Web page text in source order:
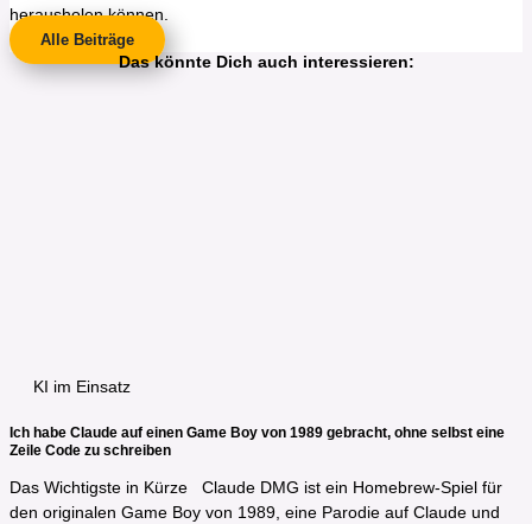
herausholen können.
Alle Beiträge
Das könnte Dich auch interessieren:
KI im Einsatz
Ich habe Claude auf einen Game Boy von 1989 gebracht, ohne selbst eine
Zeile Code zu schreiben
Das Wichtigste in Kürze​ Claude DMG ist ein Homebrew-Spiel für
den originalen Game Boy von 1989, eine Parodie auf Claude und